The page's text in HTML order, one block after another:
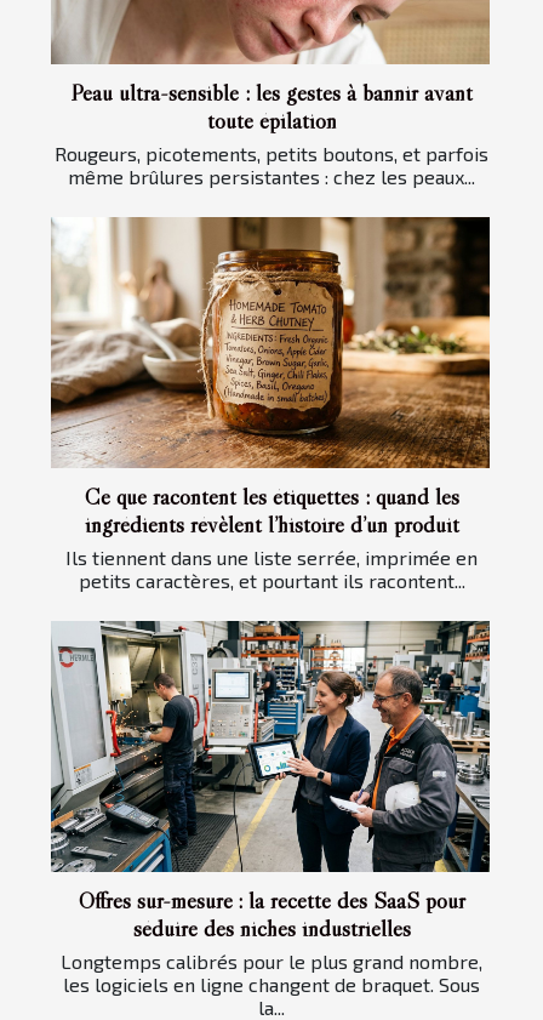
Peau ultra-sensible : les gestes à bannir avant
toute épilation
Rougeurs, picotements, petits boutons, et parfois
même brûlures persistantes : chez les peaux...
Ce que racontent les étiquettes : quand les
ingrédients révèlent l’histoire d’un produit
Ils tiennent dans une liste serrée, imprimée en
petits caractères, et pourtant ils racontent...
Offres sur-mesure : la recette des SaaS pour
séduire des niches industrielles
Longtemps calibrés pour le plus grand nombre,
les logiciels en ligne changent de braquet. Sous
la...